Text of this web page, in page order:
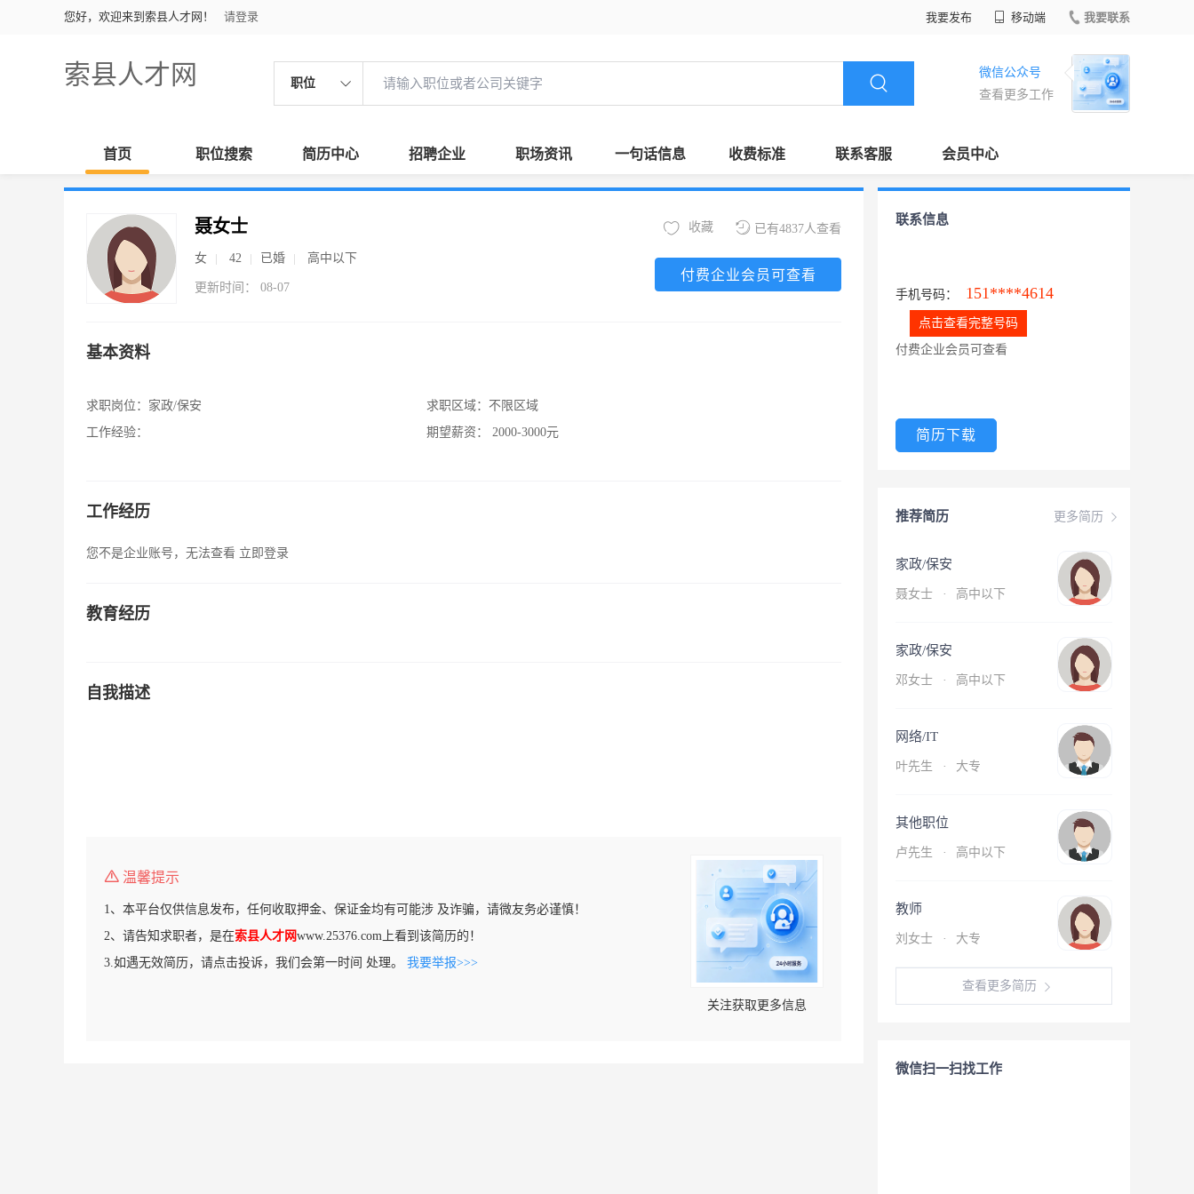
您好，欢迎来到索县人才网！ 请登录 我要发布 移动端 我要联系
索县人才网 职位
微信公众号
查看更多工作
首页 职位搜索 简历中心 招聘企业 职场资讯 一句话信息 收费标准 联系客服 会员中心
聂女士
女 42 已婚 高中以下
更新时间： 08-07
已有4837人查看
收藏
付费企业会员可查看
基本资料
求职岗位： 家政/保安
工作经验：
求职区域： 不限区域
期望薪资：
2000-3000元
工作经历
您不是企业账号，无法查看 立即登录
教育经历
自我描述
温馨提示
1、本平台仅供信息发布，任何收取押金、保证金均有可能涉 及诈骗，请微友务必谨慎！
2、请告知求职者，是在索县人才网www.25376.com上看到该简历的！
3.如遇无效简历，请点击投诉，我们会第一时间 处理。 我要举报>>>
关注获取更多信息
联系信息
手机号码： 151****4614
点击查看完整号码
付费企业会员可查看
简历下载
更多简历
推荐简历
家政/保安
聂女士 · 高中以下
家政/保安
邓女士 · 高中以下
网络/IT
叶先生 · 大专
其他职位
卢先生 · 高中以下
教师
刘女士 · 大专
查看更多简历
微信扫一扫找工作